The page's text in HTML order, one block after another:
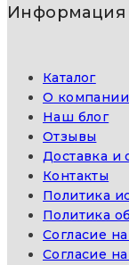
Информация
Каталог
О компании
Наш блог
Отзывы
Доставка и
Контакты
Политика
Политика
Согласие
Согласие